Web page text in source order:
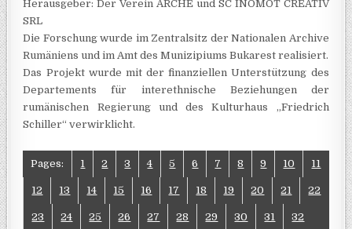
Herausgeber: Der Verein ARCHÉ und SC INOMOT CREATIV
SRL
Die Forschung wurde im Zentralsitz der Nationalen Archive
Rumäniens und im Amt des Munizipiums Bukarest realisiert.
Das Projekt wurde mit der finanziellen Unterstützung des
Departements für interethnische Beziehungen der
rumänischen Regierung und des Kulturhaus „Friedrich
Schiller“ verwirklicht.
Pages: 1 2 3 4 5 6 7 8 9 10 11
12 13 14 15 16 17 18 19 20 21 22
23 24 25 26 27 28 29 30 31 32